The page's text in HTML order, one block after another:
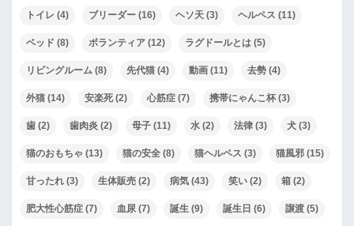
トイレ (4) ブリーダー (16) ヘソ天 (3) ヘルペス (11)
ベッド (8) ボランティア (12) ラグドールとは (5)
リビングルーム (8) 先代猫 (4) 動画 (11) 去勢 (4)
外猫 (14) 安楽死(2) 心筋症 (7) 携帯にゃんこ杯(3)
歯 (2) 歯肉炎 (2) 母子 (11) 水 (2) 法律 (3) 犬 (3)
猫のおもちゃ (13) 猫の安全 (8) 猫ヘルペス (3) 猫風邪 (15)
甘ったれ (3) 生体販売 (2) 病気 (43) 笑い (2) 箱 (2)
肥大性心筋症 (7) 血尿 (7) 誕生 (9) 誕生日 (6) 譲渡 (5)